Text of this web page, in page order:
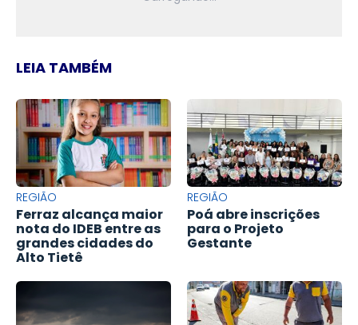
LEIA TAMBÉM
REGIÃO
Ferraz alcança maior
nota do IDEB entre as
grandes cidades do
Alto Tietê
REGIÃO
Poá abre inscrições
para o Projeto
Gestante